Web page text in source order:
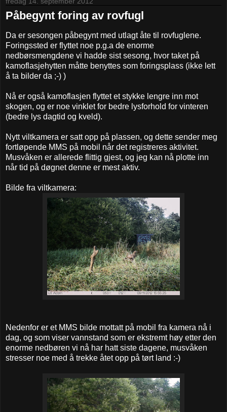
Påbegynt foring av rovfugl
Da er sesongen påbegynt med utlagt åte til rovfuglene.
Foringssted er flyttet noe p.g.a de enorme
nedbørsmengdene vi hadde sist sesong, hvor taket på
kamoflasjehytten måtte benyttes som foringsplass (ikke lett
å ta bilder da ;-) )
Nå er også kamoflasjen flyttet et stykke lengre inn mot
skogen, og er noe vinklet for bedre lysforhold for vinteren
(bedre lys dagtid og kveld).
Nytt viltkamera er satt opp på plassen, og dette sender meg
fortløpende MMS på mobil når det registreres aktivitet.
Musvåken er allerede flittig gjest, og jeg kan nå plotte inn
når tid på døgnet denne er mest aktiv.
Bilde fra viltkamera:
Nedenfor er et MMS bilde mottatt på mobil fra kamera nå i
dag, og som viser vannstand som er ekstremt høy etter den
enorme nedbøren vi nå har hatt siste dagene, musvåken
stresser noe med å trekke åtet opp på tørt land :-)